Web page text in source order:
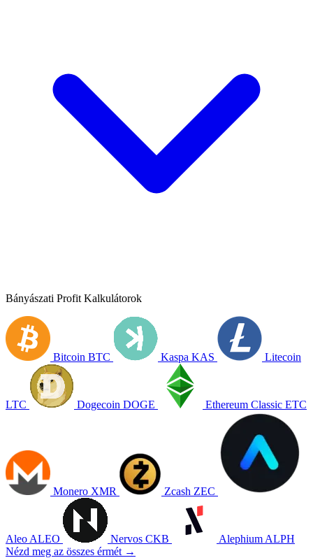
Bányászati Profit Kalkulátorok
Bitcoin BTC Kaspa KAS Litecoin
LTC Dogecoin DOGE Ethereum Classic ETC
Monero XMR Zcash ZEC
Aleo ALEO Nervos CKB Alephium ALPH
Nézd meg az összes érmét →